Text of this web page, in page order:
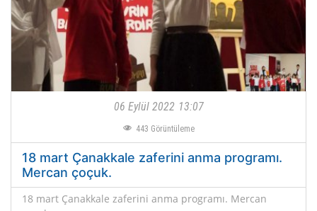
06 Eylül 2022 13:07
443 Görüntüleme
18 mart Çanakkale zaferini anma programı.
Mercan çoçuk.
18 mart Çanakkale zaferini anma programı. Mercan